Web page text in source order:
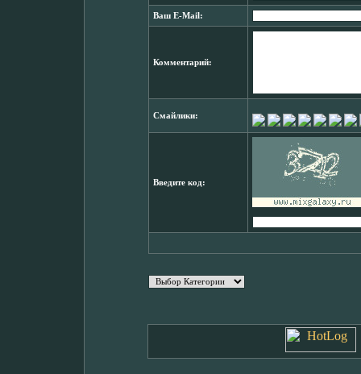
Ваш E-Mail:
Комментарий:
Смайлики:
Введите код: